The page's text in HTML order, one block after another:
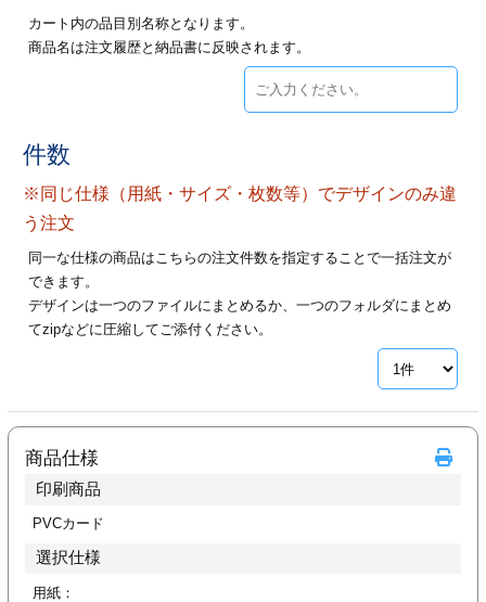
リーブ
ー印刷
カート内の品目別名称となります。
商品名は注文履歴と納品書に反映されます。
件数
※同じ仕様（用紙・サイズ・枚数等）でデザインのみ違
う注文
同一な仕様の商品はこちらの注文件数を指定することで一括注文が
できます。
デザインは一つのファイルにまとめるか、一つのフォルダにまとめ
てzipなどに圧縮してご添付ください。
商品仕様
印刷商品
PVCカード
選択仕様
用紙：